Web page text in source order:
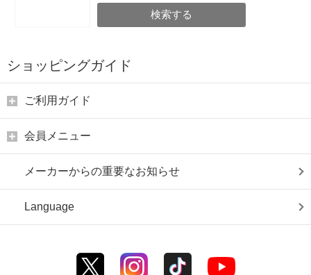
検索する
ショッピングガイド
ご利用ガイド
会員メニュー
メーカーからの重要なお知らせ
Language